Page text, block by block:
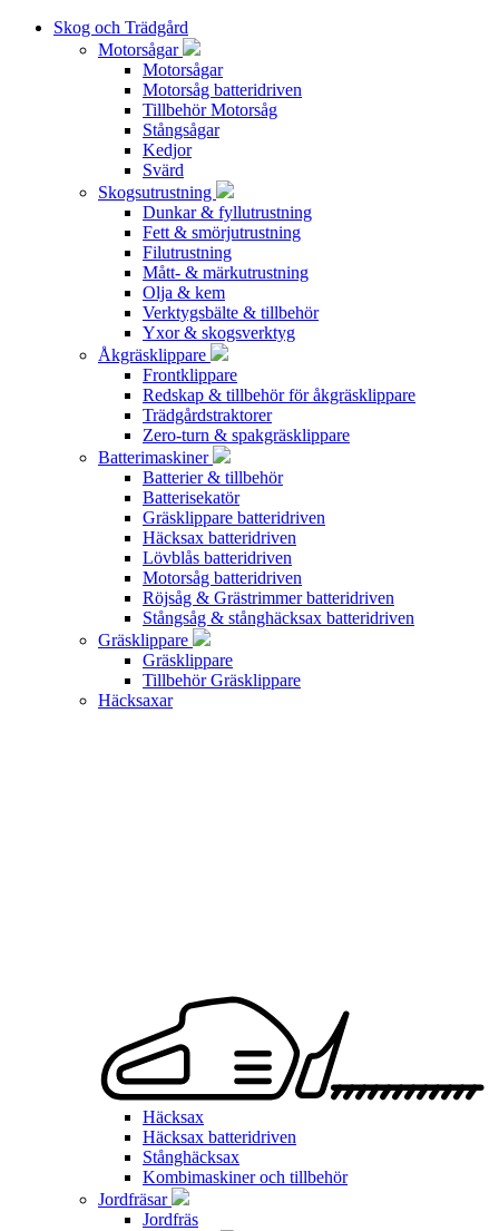
Skog och Trädgård
Motorsågar
Motorsågar
Motorsåg batteridriven
Tillbehör Motorsåg
Stångsågar
Kedjor
Svärd
Skogsutrustning
Dunkar & fyllutrustning
Fett & smörjutrustning
Filutrustning
Mått- & märkutrustning
Olja & kem
Verktygsbälte & tillbehör
Yxor & skogsverktyg
Åkgräsklippare
Frontklippare
Redskap & tillbehör för åkgräsklippare
Trädgårdstraktorer
Zero-turn & spakgräsklippare
Batterimaskiner
Batterier & tillbehör
Batterisekatör
Gräsklippare batteridriven
Häcksax batteridriven
Lövblås batteridriven
Motorsåg batteridriven
Röjsåg & Grästrimmer batteridriven
Stångsåg & stånghäcksax batteridriven
Gräsklippare
Gräsklippare
Tillbehör Gräsklippare
Häcksaxar
Häcksax
Häcksax batteridriven
Stånghäcksax
Kombimaskiner och tillbehör
Jordfräsar
Jordfräs